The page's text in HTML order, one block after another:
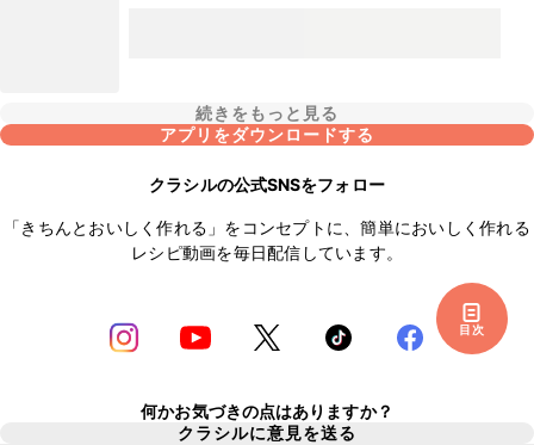
目次
続きをもっと見る
アプリをダウンロードする
クラシルの公式SNSをフォロー
「きちんとおいしく作れる」をコンセプトに、簡単においしく作れる
レシピ動画を毎日配信しています。
何かお気づきの点はありますか？
クラシルに意見を送る